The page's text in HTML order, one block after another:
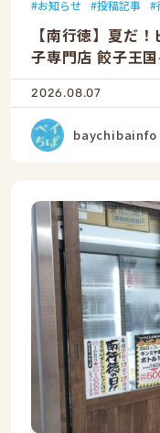
お知らせ 投稿記事
【南行徳】夏だ
子専門店 餃子王
2026.08.07
baychibainfo